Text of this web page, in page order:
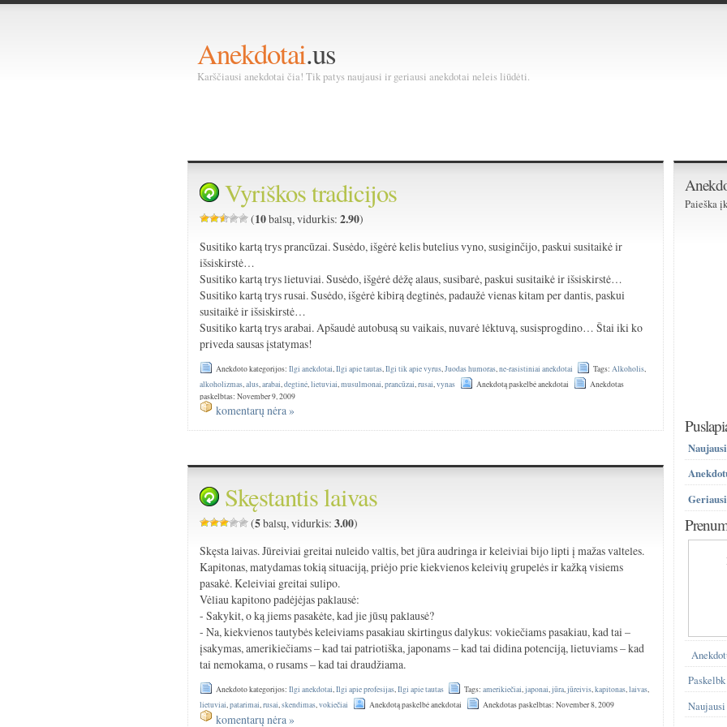
Anekdotai.us
Karščiausi anekdotai čia! Tik patys naujausi ir geriausi anekdotai neleis liūdėti.
Vyriškos tradicijos
(10balsų, vidurkis:2.90)
Susitiko kartą trys prancūzai. Susėdo, išgėrė kelis butelius vyno, susiginčijo, paskui susitaikė ir
išsiskirstė…
Susitiko kartą trys lietuviai. Susėdo, išgėrė dėžę alaus, susibarė, paskui susitaikė ir išsiskirstė…
Susitiko kartą trys rusai. Susėdo, išgėrė kibirą degtinės, padaužė vienas kitam per dantis, paskui
susitaikė ir išsiskirstė…
Susitiko kartą trys arabai. Apšaudė autobusą su vaikais, nuvarė lėktuvą, susisprogdino… Štai iki ko
priveda sausas įstatymas!
Anekdoto kategorijos:Ilgi anekdotai,Ilgi apie tautas,Ilgi tik apie vyrus,Juodas humoras,ne-rasistiniai anekdotai Tags:Alkoholis,
alkoholizmas,alus,arabai,degtinė,lietuviai,musulmonai,prancūzai,rusai,vynas Anekdotą paskelbė anekdotai
Anekdotas
paskelbtas: November 9, 2009
komentarų nėra »
Skęstantis laivas
(5balsų, vidurkis:3.00)
Skęsta laivas. Jūreiviai greitai nuleido valtis, bet jūra audringa ir keleiviai bijo lipti į mažas valteles.
Kapitonas, matydamas tokią situaciją, priėjo prie kiekvienos keleivių grupelės ir kažką visiems
pasakė. Keleiviai greitai sulipo.
Vėliau kapitono padėjėjas paklausė:
- Sakykit, o ką jiems pasakėte, kad jie jūsų paklausė?
- Na, kiekvienos tautybės keleiviams pasakiau skirtingus dalykus: vokiečiams pasakiau, kad tai –
įsakymas, amerikiečiams – kad tai patriotiška, japonams – kad tai didina potenciją, lietuviams – kad
tai nemokama, o rusams – kad tai draudžiama.
Anekdoto kategorijos:Ilgi anekdotai ,Ilgi apie profesijas ,Ilgi apie tautas Tags:amerikiečiai ,japonai ,jūra ,jūreivis ,kapitonas ,laivas
lietuviai ,patarimai ,rusai ,skendimas ,vokiečiai Anekdotą paskelbė anekdotai Anekdotas paskelbtas: November 8, 2009
komentarų nėra »
Paieška